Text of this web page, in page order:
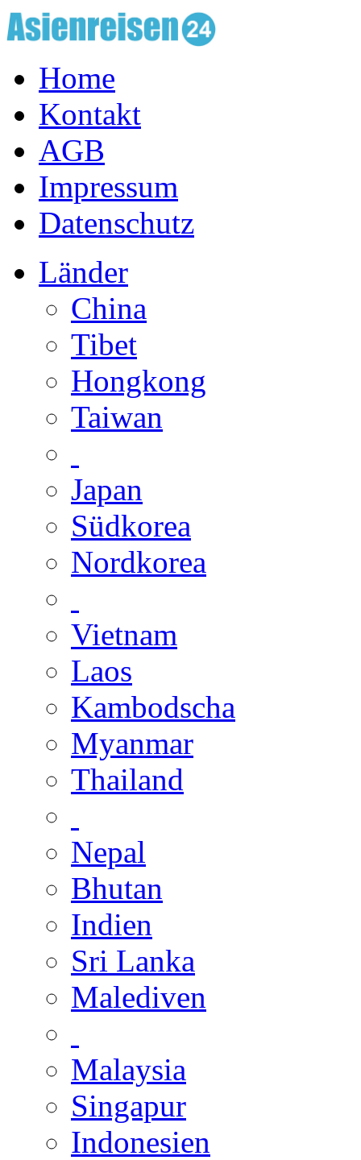
Home
Kontakt
AGB
Impressum
Datenschutz
Länder
China
Tibet
Hongkong
Taiwan
Japan
Südkorea
Nordkorea
Vietnam
Laos
Kambodscha
Myanmar
Thailand
Nepal
Bhutan
Indien
Sri Lanka
Malediven
Malaysia
Singapur
Indonesien